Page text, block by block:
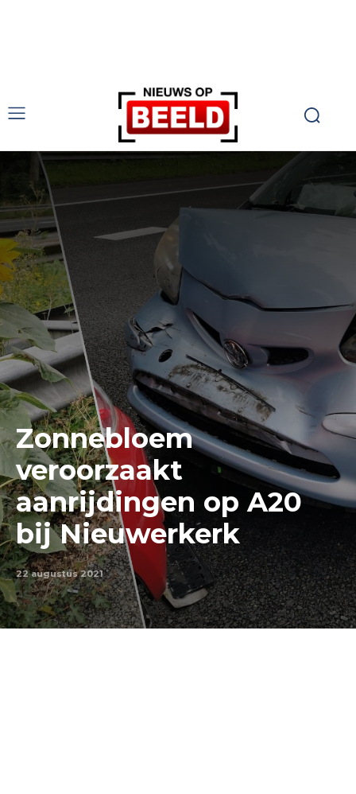
Zonnebloem
veroorzaakt
aanrijdingen op A20
bij Nieuwerkerk
22 augustus 2021